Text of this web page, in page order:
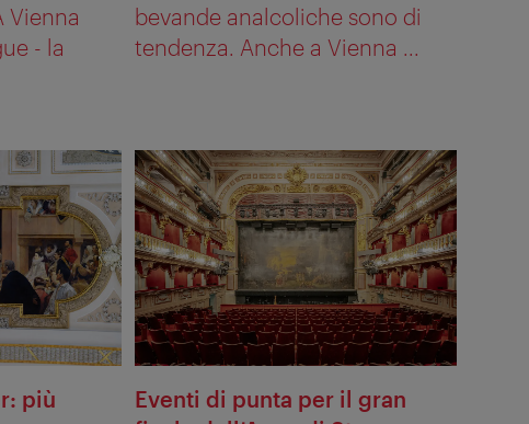
Vienna
- la
bevande analcoliche sono di
tendenza. Anche a Vienna ...
più
Eventi di punta per il gran